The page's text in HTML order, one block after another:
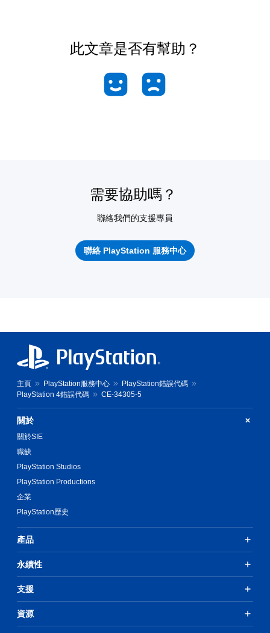
此文章是否有幫助？
需要協助嗎？
聯絡我們的支援專員
聯絡 PlayStation 服務中心
主頁 PlayStation服務中心
PlayStation錯誤代碼
PlayStation 4錯誤代碼
CE-34305-5
關於
關於SIE
職缺
PlayStation Studios
PlayStation Productions
企業
PlayStation歷史
產品
永續性
支援
資源